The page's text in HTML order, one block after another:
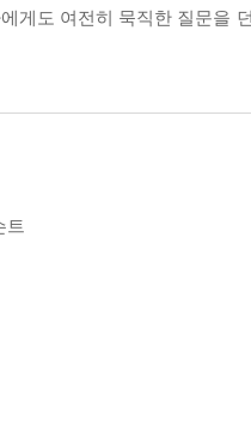
게도 여전히 묵직한 질문을
트